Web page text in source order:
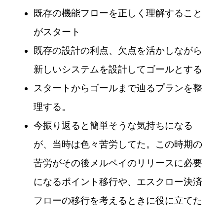
既存の機能フローを正しく理解すること
がスタート
既存の設計の利点、欠点を活かしながら
新しいシステムを設計してゴールとする
スタートからゴールまで辿るプランを整
理する。
今振り返ると簡単そうな気持ちになる
が、当時は色々苦労してた。この時期の
苦労がその後メルペイのリリースに必要
になるポイント移行や、エスクロー決済
フローの移行を考えるときに役に立てた